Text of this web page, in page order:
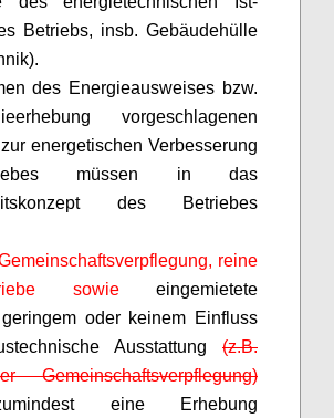
Betriebs, insb. Gebäudehülle
des Energieausweises bzw.
vorgeschlagenen
energetischen Verbesserung
müssen in das
des Betriebes
reine
sowie eingemietete
oder keinem Einfluss
Ausstattung (z.B.
Gemeinschaftsverpflegung)
eine Erhebung